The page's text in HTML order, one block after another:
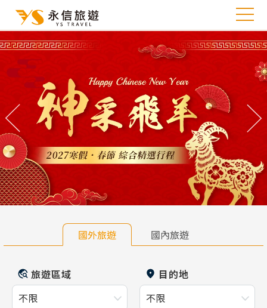
往前 往
國外旅遊 國內旅遊
旅遊區域 目的地